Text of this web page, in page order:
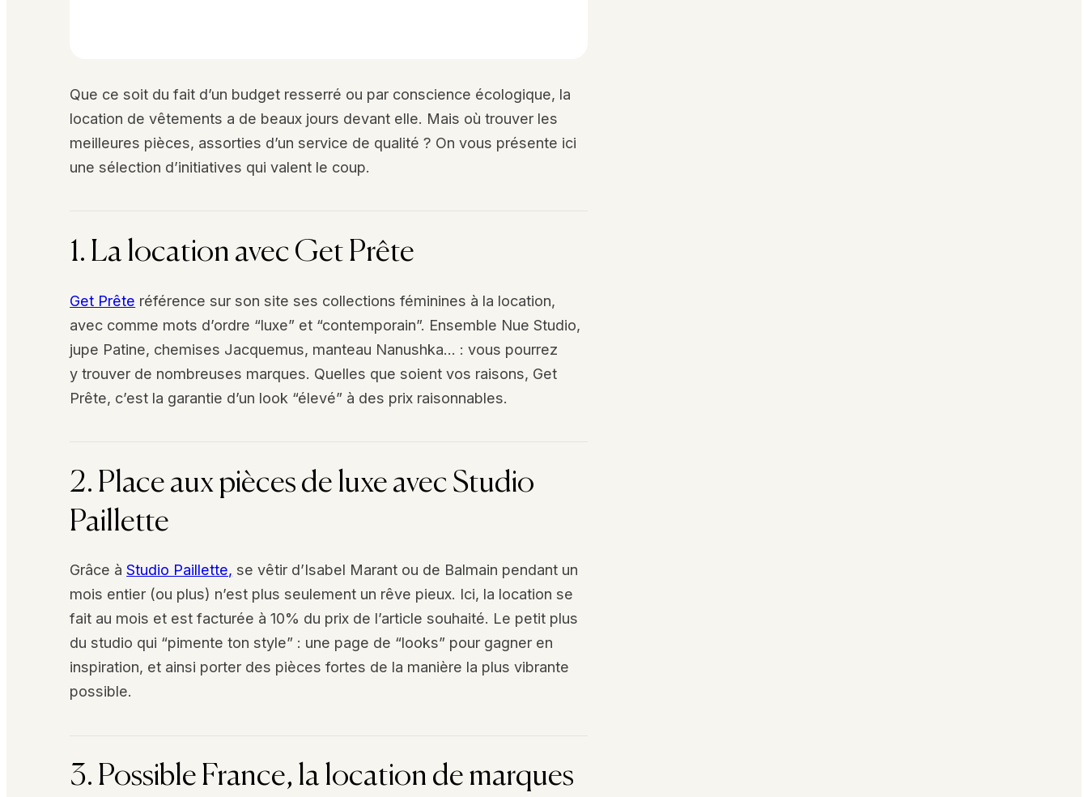
Que ce soit du fait d’un budget resserré ou par conscience écologique, la
location de vêtements a de beaux jours devant elle. Mais où trouver les
meilleures pièces, assorties d’un service de qualité ? On vous présente ici
une sélection d’initiatives qui valent le coup.
1. La location avec Get Prête
Get Prête référence sur son site ses collections féminines à la location,
avec comme mots d’ordre “luxe” et “contemporain”. Ensemble Nue Studio,
jupe Patine, chemises Jacquemus, manteau Nanushka… : vous pourrez
y trouver de nombreuses marques. Quelles que soient vos raisons, Get
Prête, c’est la garantie d’un look “élevé” à des prix raisonnables.
2. Place aux pièces de luxe avec Studio
Paillette
Grâce àStudio Paillette, se vêtir d’Isabel Marant ou de Balmain pendant un
mois entier (ou plus) n’est plus seulement un rêve pieux. Ici, la location se
fait au mois et est facturée à 10% du prix de l’article souhaité. Le petit plus
du studio qui “pimente ton style” : une page de “looks” pour gagner en
inspiration, et ainsi porter des pièces fortes de la manière la plus vibrante
possible.
3. Possible France, la location de marques